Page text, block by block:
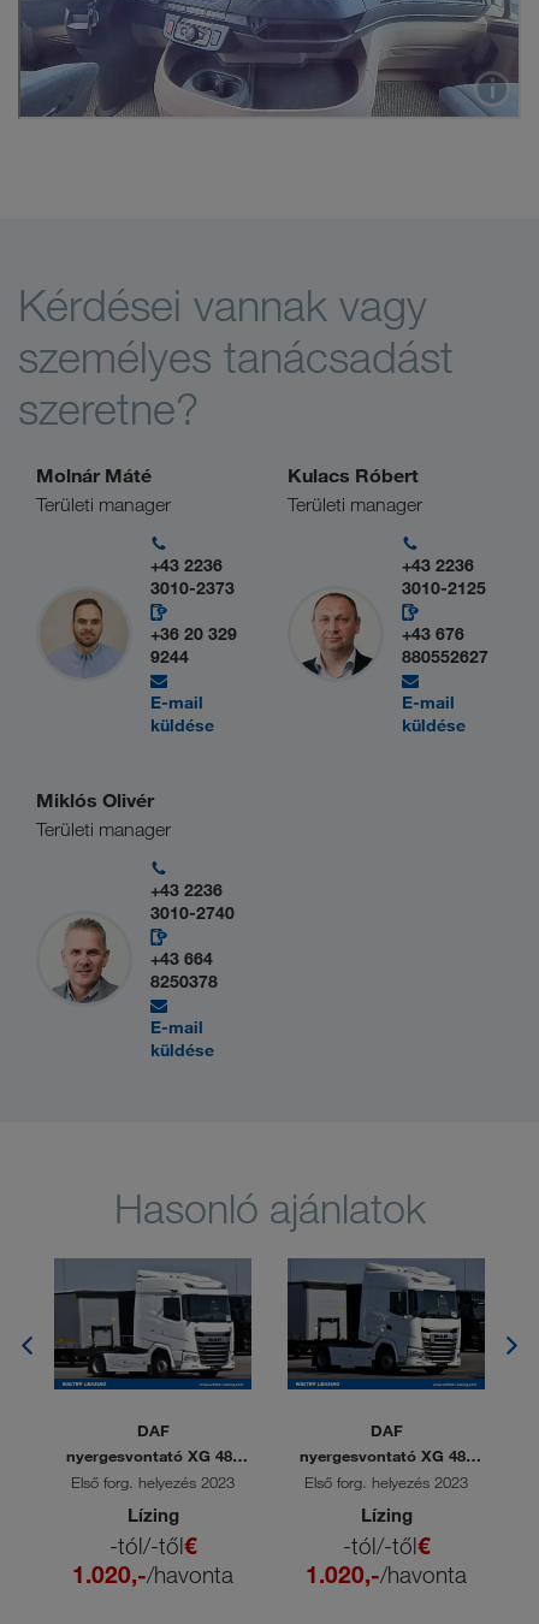
Kérdései vannak vagy
személyes tanácsadást
szeretne?
Molnár Máté
Területi manager
+43 2236
3010-2373
+36 20 329
9244
E-mail
küldése
Kulacs Róbert
Területi manager
+43 2236
3010-2125
+43 676
880552627
E-mail
küldése
Miklós Olivér
Területi manager
+43 2236
3010-2740
+43 664
8250378
E-mail
küldése
Hasonló ajánlatok
DAF
nyergesvontató XG 480
FT 4x2
Első forg. helyezés 2023
Lízing
-tól/-től€
1.020,-/havonta
DAF
nyergesvontató XG 480
FT
Első forg. helyezés 2023
Lízing
-tól/-től€
1.020,-/havonta